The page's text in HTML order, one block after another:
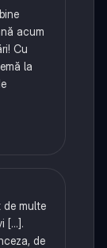
acum
Cu
la
de multe
[...].
de